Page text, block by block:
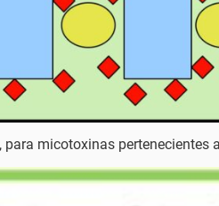
, para micotoxinas pertenecientes